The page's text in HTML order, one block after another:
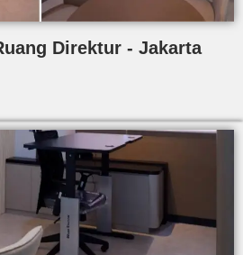
Direktur - Jakarta